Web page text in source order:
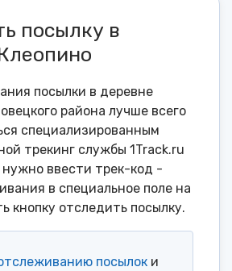
посылку в
посылки в деревне
района лучше всего
специализированным
трекинг службы 1Track.ru
нужно ввести трек-код -
в специальное поле на
кнопку отследить посылку.
посылок и